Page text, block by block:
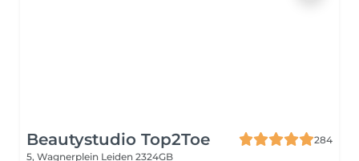
Beautystudio Top2Toe
284
5, Wagnerplein Leiden 2324GB